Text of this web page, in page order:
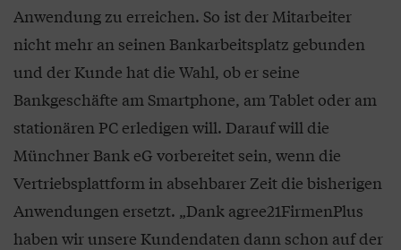
Anwendung zu erreichen. So ist der Mitarbeiter
nicht mehr an seinen Bankarbeitsplatz gebunden
und der Kunde hat die Wahl, ob er seine
Bankgeschäfte am Smartphone, am Tablet oder am
stationären PC erledigen will. Darauf will die
Münchner Bank eG vorbereitet sein, wenn die
Vertriebsplattform in absehbarer Zeit die bisherigen
Anwendungen ersetzt. „Dank agree21FirmenPlus
haben wir unsere Kundendaten dann schon auf der